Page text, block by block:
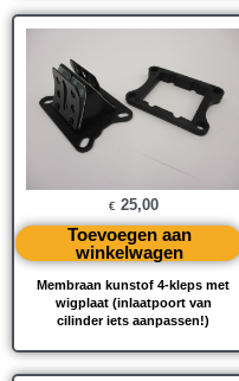
Membraan kunstof 4-kleps met
wigplaat (inlaatpoort van
cilinder iets aanpassen!)
€ 25,00
Toevoegen aan
winkelwagen